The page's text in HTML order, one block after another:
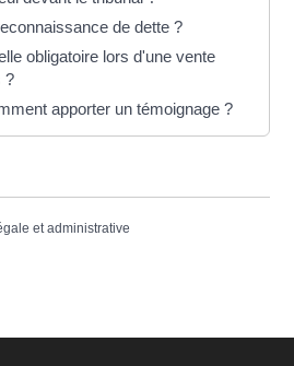
de dette ?
obligatoire lors d'une vente
?
apporter un témoignage ?
et administrative